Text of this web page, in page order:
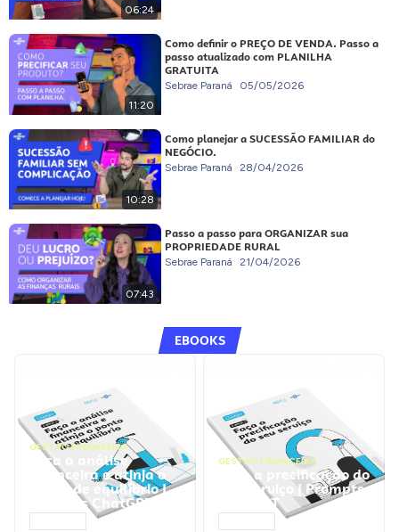
06:24
11:20
Como definir o PREÇO DE VENDA. Passo a
passo atualizado com PLANILHA
GRATUITA
Sebrae Paraná 05/05/2026
10:28
Como planejar a SUCESSÃO FAMILIAR do
NEGÓCIO.
Sebrae Paraná 28/04/2026
07:43
Passo a passo para ORGANIZAR sua
PROPRIEDADE RURAL
Sebrae Paraná 21/04/2026
EBOOKS
GESTÃO FINANCEIRA
Faça a análise
financeira e atinja o
ponto de equilíbrio |
Prompts ChatGPT
GESTÃO FINANCEIRA
Faça a precificação do
seu serviço | Prompts
ChatGPT